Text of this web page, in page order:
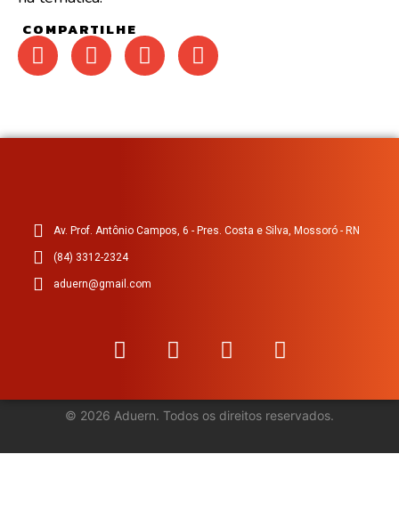
COMPARTILHE
Av. Prof. Antônio Campos, 6 - Pres. Costa e Silva, Mossoró - RN
(84) 3312-2324
aduern@gmail.com
© 2026 Aduern. Todos os direitos reservados.